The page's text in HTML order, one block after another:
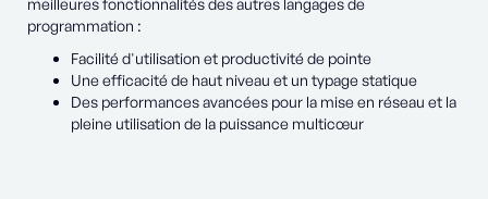
meilleures fonctionnalités des autres langages de
programmation :
Facilité d'utilisation et productivité de pointe
Une efficacité de haut niveau et un typage statique
Des performances avancées pour la mise en réseau et la
pleine utilisation de la puissance multicœur